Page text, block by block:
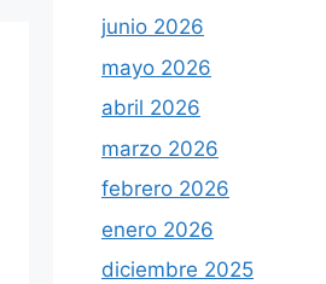
junio 2026
mayo 2026
abril 2026
marzo 2026
febrero 2026
enero 2026
diciembre 2025